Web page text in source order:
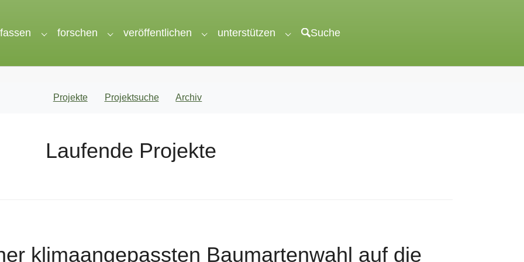
for "wir"Submenu for "erfassen"
forschen
Submenu for "forschen"
veröffentlichen
Submenu for "veröffentlichen"
unterstützen
Submenu for "unterstützen"
Suche
Projekte Projektsuche Archiv
Laufende Projekte
klimaangepassten Baumartenwahl auf die